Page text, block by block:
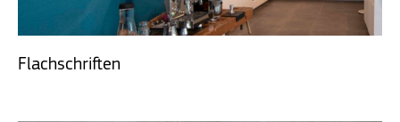
Flachschriften